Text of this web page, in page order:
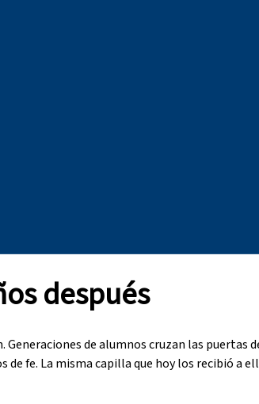
después
de alumnos cruzan las puertas
fe. La misma capilla que hoy los recibió a